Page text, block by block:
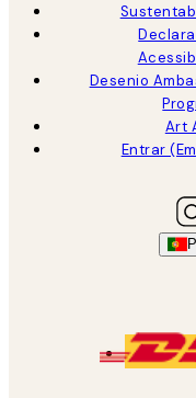
Desenio
Art
Entrar